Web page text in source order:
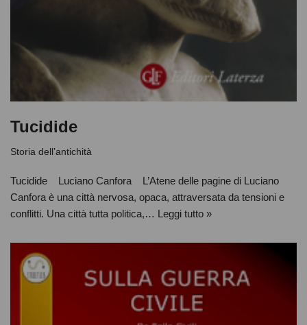
Tucidide
Storia dell’antichità
Tucidide Luciano Canfora L’Atene delle pagine di Luciano
Canfora è una città nervosa, opaca, attraversata da tensioni e
conflitti. Una città tutta politica,… Leggi tutto »